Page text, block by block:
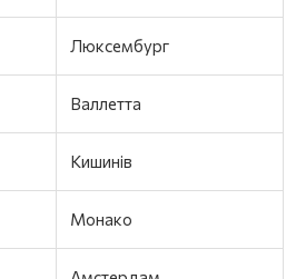
Люксембург
Валлетта
Кишинів
Монако